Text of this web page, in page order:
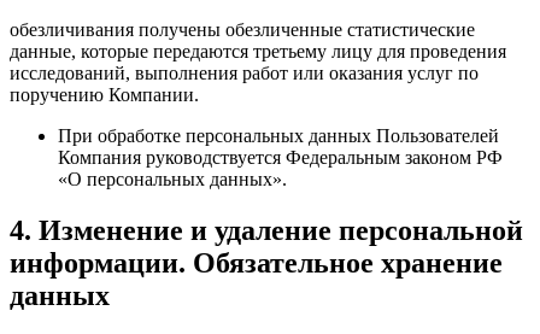
обезличивания получены обезличенные статистические
данные, которые передаются третьему лицу для проведения
исследований, выполнения работ или оказания услуг по
поручению Компании.
При обработке персональных данных Пользователей
Компания руководствуется Федеральным законом РФ
«О персональных данных».
4. Изменение и удаление персональной
информации. Обязательное хранение
данных